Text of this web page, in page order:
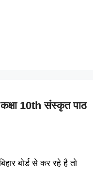
10th संस्कृत पाठ
बोर्ड से कर रहे है तो